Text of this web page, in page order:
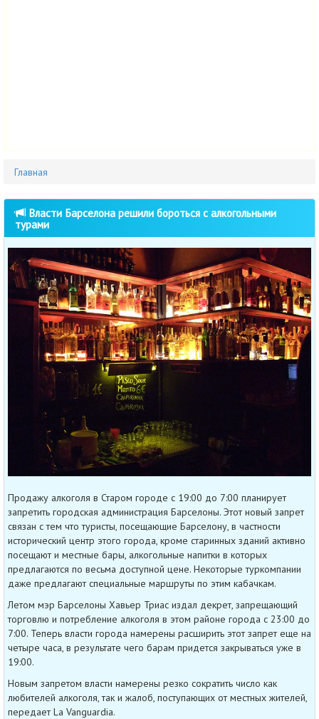
Главная
Власти Барселона решили бороться с алкогольными
турами
Продажу алкоголя в Старом городе с 19:00 до 7:00 планирует
запретить городская администрация Барселоны. Этот новый запрет
связан с тем что туристы, посещающие Барселону, в частности
исторический центр этого города, кроме старинных зданий активно
посещают и местные бары, алкогольные напитки в которых
предлагаются по весьма доступной цене. Некоторые туркомпании
даже предлагают специальные маршруты по этим кабачкам.
Летом мэр Барселоны Хавьер Триас издал декрет, запрещающий
торговлю и потребление алкоголя в этом районе города с 23:00 до
7:00. Теперь власти города намерены расширить этот запрет еще на
четыре часа, в результате чего барам придется закрываться уже в
19:00.
Новым запретом власти намерены резко сократить число как
любителей алкоголя, так и жалоб, поступающих от местных жителей,
передает La Vanguardia.